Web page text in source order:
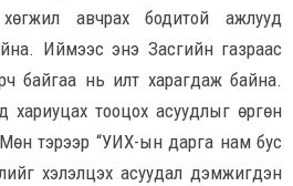
авчрах бодитой ажлууд
Иймээс энэ Засгийн газраас
байгаа нь илт харагдаж байна.
тооцох асуудлыг өргөн
тэрээр “УИХ-ын дарга нам бус
хэлэлцэх асуудал дэмжигдэн